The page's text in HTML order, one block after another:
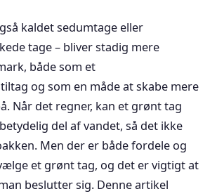
kaldet sedumtage eller
tage – bliver stadig mere
både som et
og som en måde at skabe mere
Når det regner, kan et grønt tag
del af vandet, så det ikke
Men der er både fordele og
et grønt tag, og det er vigtigt at
beslutter sig. Denne artikel